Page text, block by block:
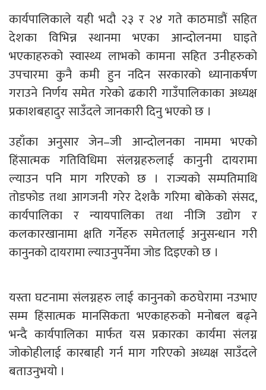
कार्यपालिकाले यही भदौ २३ र २४ गते काठमाडौं सहित
देशका विभिन्न स्थानमा भएका आन्दोलनमा घाइते
भएकाहरुको स्वास्थ्य लाभको कामना सहित उनीहरुको
उपचारमा कुनै कमी हुन नदिन सरकारको ध्यानाकर्षण
गराउने निर्णय समेत गरेको ढकारी गाउँपालिकाका अध्यक्ष
प्रकाशबहादुर साउँदले जानकारी दिनु भएको छ ।
उहाँका अनुसार जेन–जी आन्दोलनका नाममा भएको
हिंसात्मक गतिविधिमा संलग्नहरुलाई कानुनी दायरामा
ल्याउन पनि माग गरिएको छ । राज्यको सम्पतिमाथि
तोडफोड तथा आगजनी गरेर देशकै गरिमा बोकेको संसद,
कार्यपालिका र न्यायपालिका तथा नीजि उद्योग र
कलकारखानामा क्षति गर्नेहरु समेतलाई अनुसन्धान गरी
कानुनको दायरामा ल्याउनुपर्नेमा जोड दिइएको छ ।
यस्ता घटनामा संलग्नहरु लाई कानुनको कठघेरामा नउभाए
सम्म हिंसात्मक मानसिकता भएकाहरुको मनोबल बढ्ने
भन्दै कार्यपालिका मार्फत यस प्रकारका कार्यमा संलग्न
जोकोहीलाई कारबाही गर्न माग गरिएको अध्यक्ष साउँदले
बताउनुभयो ।